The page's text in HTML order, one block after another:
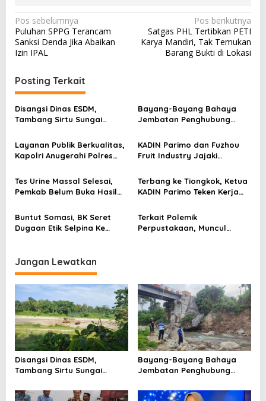
N
a
v
i
g
a
s
i
p
s
Pos sebelumnya
Puluhan SPPG Terancam
Sanksi Denda Jika Abaikan
Izin IPAL
Pos berikutnya
Satgas PHL Tertibkan PETI
Karya Mandiri, Tak Temukan
Barang Bukti di Lokasi
Posting Terkait
Disangsi Dinas ESDM,
Tambang Sirtu Sungai
Beban
Bayang-Bayang Bahaya
Jembatan Penghubung
Layanan Publik Berkualitas,
Kapolri Anugerahi Polres
Prima
KADIN Parimo dan Fuzhou
Fruit Industry Jajaki
ke Pasar Tiongkok
Tes Urine Massal Selesai,
Pemkab Belum Buka Hasil
Terbang ke Tiongkok, Ketua
KADIN Parimo Teken Kerja
Durian
Buntut Somasi, BK Seret
Dugaan Etik Selpina Ke
Terkait Polemik
Perpustakaan, Muncul
Jangan Lewatkan
Disangsi Dinas ESDM,
Tambang Sirtu Sungai
Beban
Bayang-Bayang Bahaya
Jembatan Penghubung